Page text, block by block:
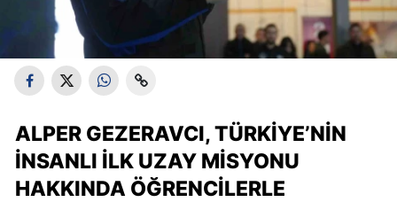
ALPER GEZERAVCI, TÜRKIYE’NIN
İNSANLI İLK UZAY MISYONU
HAKKINDA ÖĞRENCILERLE